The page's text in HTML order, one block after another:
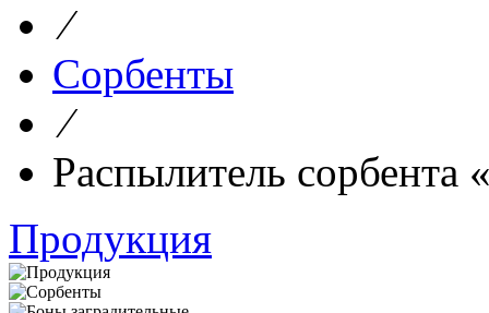
⁄
Сорбенты
⁄
Распылитель сорбента
Продукция